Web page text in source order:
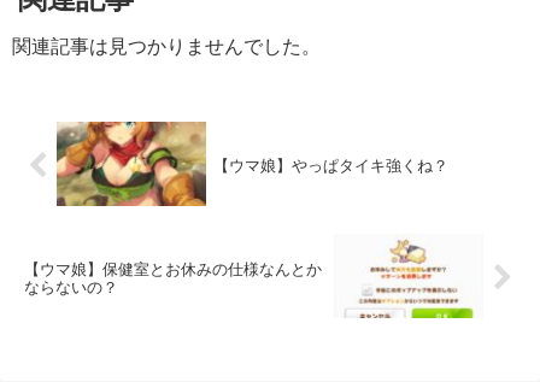
関連記事は見つかりませんでした。
【ウマ娘】やっぱタイキ強くね？
【ウマ娘】保健室とお休みの仕様なんとか
ならないの？